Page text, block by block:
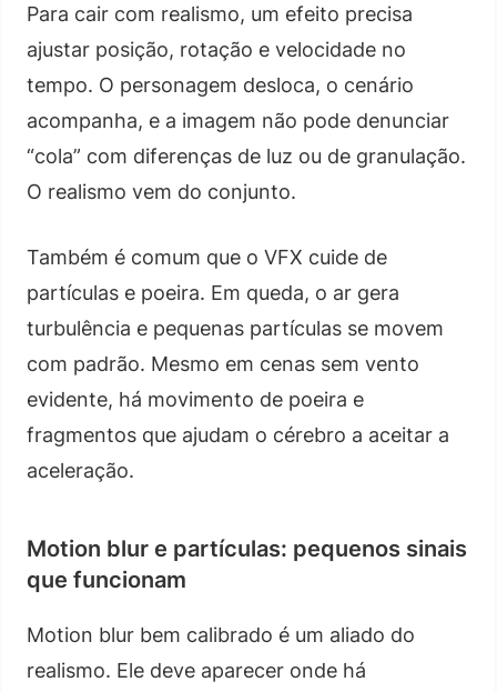
Para cair com realismo, um efeito precisa
ajustar posição, rotação e velocidade no
tempo. O personagem desloca, o cenário
acompanha, e a imagem não pode denunciar
“cola” com diferenças de luz ou de granulação.
O realismo vem do conjunto.
Também é comum que o VFX cuide de
partículas e poeira. Em queda, o ar gera
turbulência e pequenas partículas se movem
com padrão. Mesmo em cenas sem vento
evidente, há movimento de poeira e
fragmentos que ajudam o cérebro a aceitar a
aceleração.
Motion blur e partículas: pequenos sinais
que funcionam
Motion blur bem calibrado é um aliado do
realismo. Ele deve aparecer onde há